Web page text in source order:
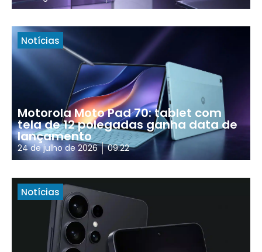
Notícias
Motorola Moto Pad 70: tablet com
tela de 12 polegadas ganha data de
lançamento
24 de julho de 2026 09:22
Notícias